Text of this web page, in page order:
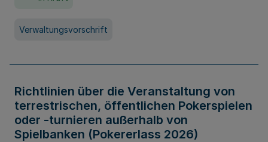
Verwaltungsvorschrift
Richtlinien über die Veranstaltung von
terrestrischen, öffentlichen Pokerspielen
oder -turnieren außerhalb von
Spielbanken (Pokererlass 2026)